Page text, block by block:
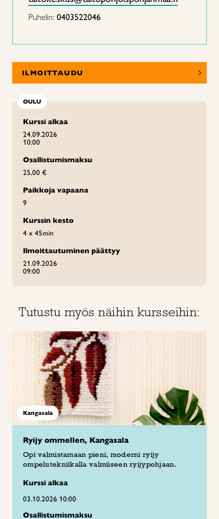
Puhelin: 0403522046
ILMOITTAUDU
OULU
Kurssi alkaa
24.09.2026
10:00
Osallistumismaksu
25,00 €
Paikkoja vapaana
9
Kurssin kesto
4 x 45min
Ilmoittautuminen päättyy
21.09.2026
09:00
Tutustu myös näihin kursseihin:
Kangasala
Ryijy ommellen, Kangasala
Opi valmistamaan pieni, moderni ryijy
ompelutekniikalla valmiiseen ryijypohjaan.
Kurssi alkaa
03.10.2026 10:00
Osallistumismaksu